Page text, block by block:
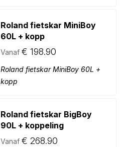
Roland fietskar MiniBoy
60L + kopp
Vanaf € 198.90
Roland fietskar MiniBoy 60L +
kopp
Roland fietskar BigBoy
90L + koppeling
Vanaf € 268.90